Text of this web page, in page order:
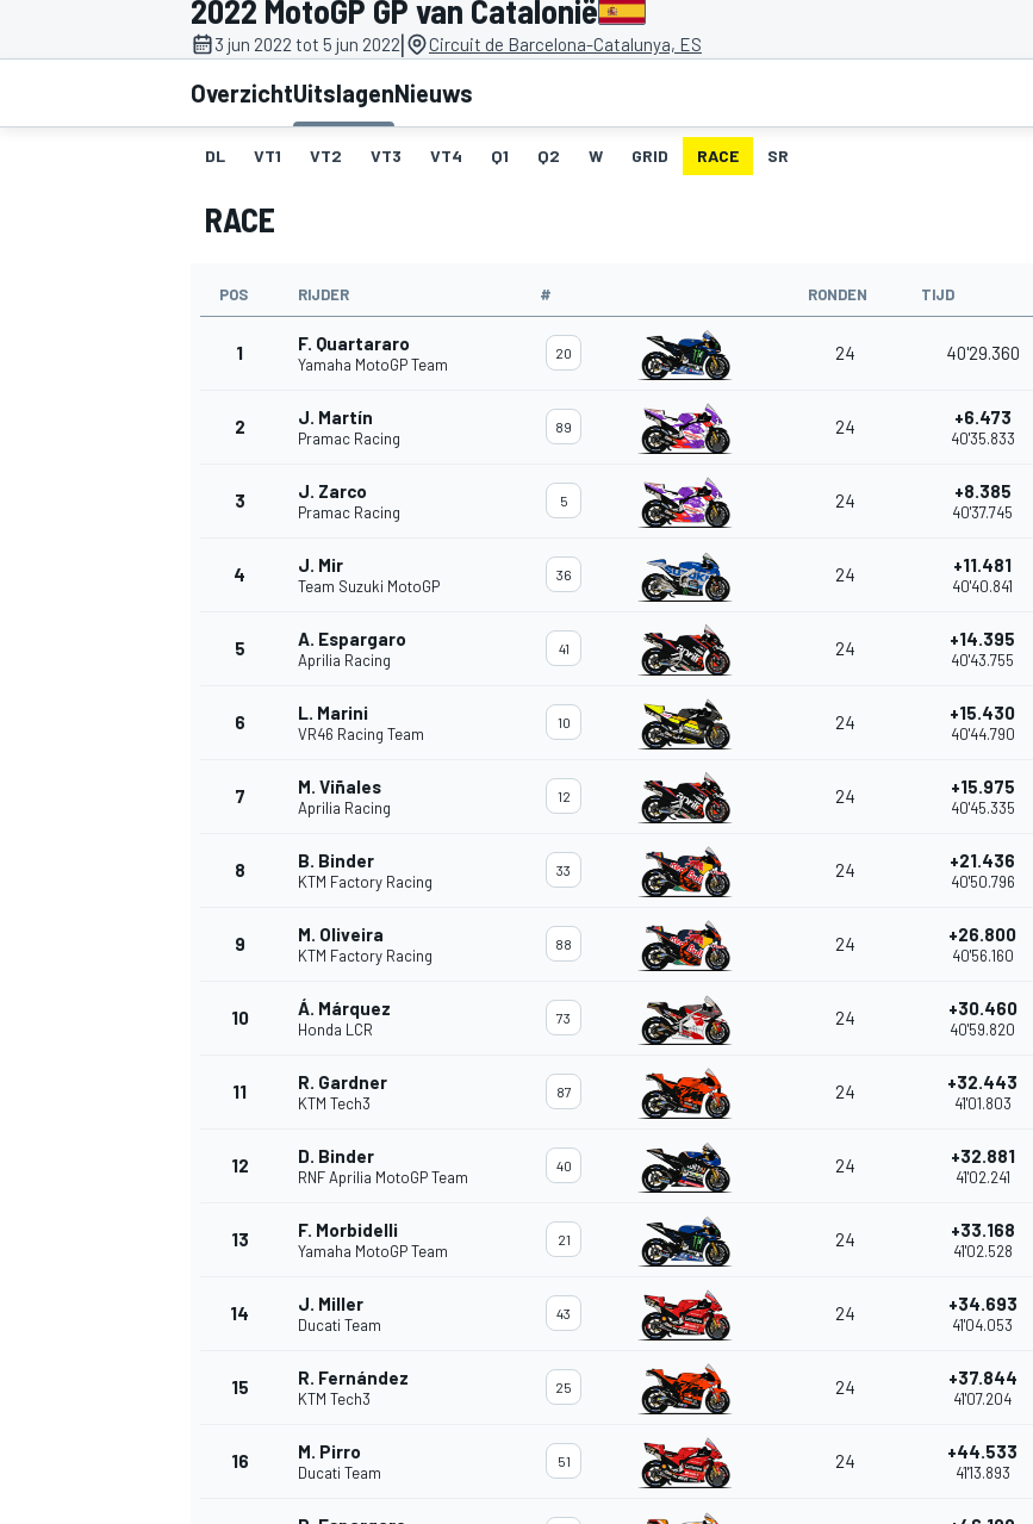
2022 MotoGP GP van Catalonië
3 jun 2022 tot 5 jun 2022| Circuit de Barcelona-Catalunya, ES
OverzichtUitslagenNieuws
DL VT1 VT2 VT3 VT4 Q1 Q2 W GRID RACE SR
RACE
POS RIJDER # RONDEN TIJD
1 F. Quartararo
Yamaha MotoGP Team
20 24 40'29.360
2 J. Martín
Pramac Racing
89 24 +6.473
40'35.833
3 J. Zarco
Pramac Racing
5 24 +8.385
40'37.745
4 J. Mir
Team Suzuki MotoGP
36 24 +11.481
40'40.841
5 A. Espargaro
Aprilia Racing
41 24 +14.395
40'43.755
6 L. Marini
VR46 Racing Team
10 24 +15.430
40'44.790
7 M. Viñales
Aprilia Racing
12 24 +15.975
40'45.335
8 B. Binder
KTM Factory Racing
33 24 +21.436
40'50.796
9 M. Oliveira
KTM Factory Racing
88 24 +26.800
40'56.160
10 Á. Márquez
Honda LCR
73 24 +30.460
40'59.820
11 R. Gardner
KTM Tech3
87 24 +32.443
41'01.803
12 D. Binder
RNF Aprilia MotoGP Team
40 24 +32.881
41'02.241
13 F. Morbidelli
Yamaha MotoGP Team
21 24 +33.168
41'02.528
14 J. Miller
Ducati Team
43 24 +34.693
41'04.053
15 R. Fernández
KTM Tech3
25 24 +37.844
41'07.204
16 M. Pirro
Ducati Team
51 24 +44.533
41'13.893